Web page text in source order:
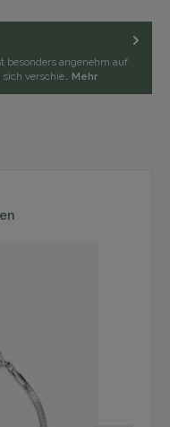
besonders angenehm auf
verschie… Mehr